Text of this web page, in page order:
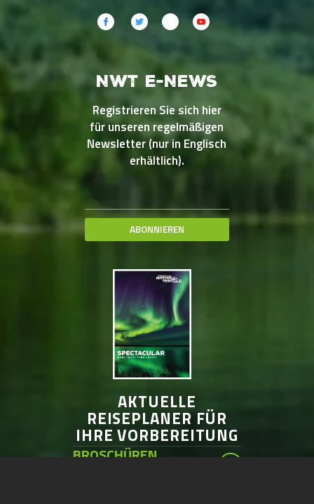
NWT E-NEWS
Registrieren Sie sich hier
für unseren regelmäßigen
Newsletter (nur in Englisch
erhältlich).
ABONNIEREN
AKTUELLE
REISEPLANER FÜR
IHRE VORBEREITUNG
BROSCHÜREN